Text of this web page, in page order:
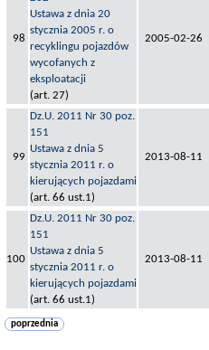
98
Ustawa z dnia 20
stycznia 2005 r. o
recyklingu pojazdów
wycofanych z
eksploatacji
(art. 27)
2005-02-26
99
Dz.U. 2011 Nr 30 poz.
151
Ustawa z dnia 5
stycznia 2011 r. o
kierujących pojazdami
(art. 66 ust.1)
2013-08-11
100
Dz.U. 2011 Nr 30 poz.
151
Ustawa z dnia 5
stycznia 2011 r. o
kierujących pojazdami
(art. 66 ust.1)
2013-08-11
poprzednia